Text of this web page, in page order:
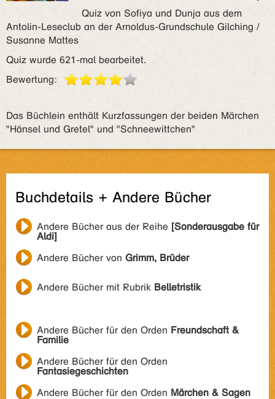
Quiz von Sofiya und Dunja aus dem
Antolin-Leseclub an der Arnoldus-Grundschule Gilching /
Susanne Mattes
Quiz wurde 621-mal bearbeitet.
Bewertung:
Das Büchlein enthält Kurzfassungen der beiden Märchen
"Hänsel und Gretel" und "Schneewittchen"
Buchdetails + Andere Bücher
Andere Bücher aus der Reihe [Sonderausgabe für
Aldi]
Andere Bücher von Grimm, Brüder
Andere Bücher mit Rubrik Belletristik
Andere Bücher für den Orden Freundschaft &
Familie
Andere Bücher für den Orden
Fantasiegeschichten
Andere Bücher für den Orden Märchen & Sagen